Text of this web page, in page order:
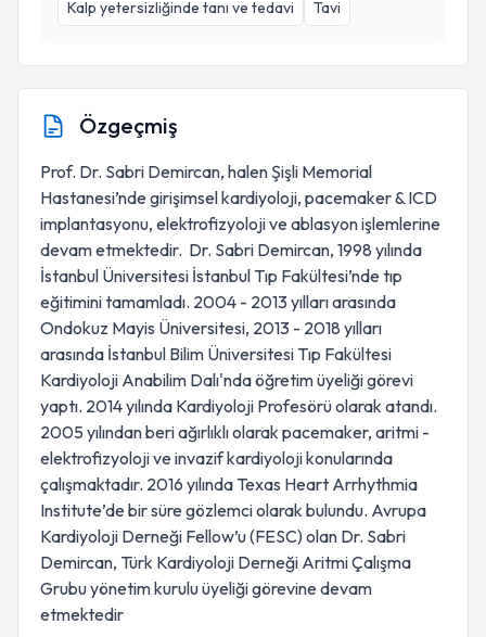
Kalp yetersizliğinde tanı ve tedavi
Tavi
Özgeçmiş
Prof. Dr. Sabri Demircan, halen Şişli Memorial
Hastanesi’nde girişimsel kardiyoloji, pacemaker & ICD
implantasyonu, elektrofizyoloji ve ablasyon işlemlerine
devam etmektedir. Dr. Sabri Demircan, 1998 yılında
İstanbul Üniversitesi İstanbul Tıp Fakültesi’nde tıp
eğitimini tamamladı. 2004 - 2013 yılları arasında
Ondokuz Mayis Üniversitesi, 2013 - 2018 yılları
arasında İstanbul Bilim Üniversitesi Tıp Fakültesi
Kardiyoloji Anabilim Dalı'nda öğretim üyeliği görevi
yaptı. 2014 yılında Kardiyoloji Profesörü olarak atandı.
2005 yılından beri ağırlıklı olarak pacemaker, aritmi -
elektrofizyoloji ve invazif kardiyoloji konularında
çalışmaktadır. 2016 yılında Texas Heart Arrhythmia
Institute’de bir süre gözlemci olarak bulundu. Avrupa
Kardiyoloji Derneği Fellow’u (FESC) olan Dr. Sabri
Demircan, Türk Kardiyoloji Derneği Aritmi Çalışma
Grubu yönetim kurulu üyeliği görevine devam
etmektedir